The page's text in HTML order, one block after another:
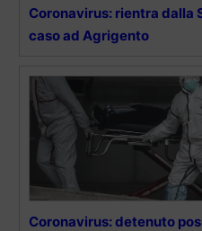
Coronavirus: rientra dalla
caso ad Agrigento
Coronavirus: detenuto